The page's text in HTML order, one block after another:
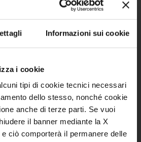
Informazioni sui cookie
i cookie
tipi di cookie tecnici necessari
dello stesso, nonché cookie
anche di terze parti. Se vuoi
il banner mediante la X
ciò comporterà il permanere delle